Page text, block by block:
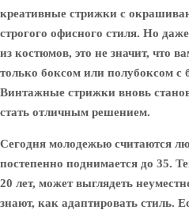
креативные стрижки с
строгого офисного стиля. Но
из костюмов, это не значит, что
только боксом или полубоксом
Винтажные стрижки вновь
стать отличным решением.
Сегодня молодежью считаются
постепенно поднимается до 35.
20 лет, может выглядеть
знают, как адаптировать стиль.